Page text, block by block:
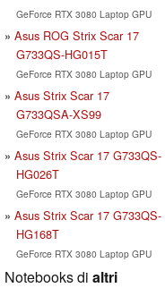
GeForce RTX 3080 Laptop GPU
Asus ROG Strix Scar 17
G733QS-HG015T
GeForce RTX 3080 Laptop GPU
Asus Strix Scar 17
G733QSA-XS99
GeForce RTX 3080 Laptop GPU
Asus Strix Scar 17 G733QS-
HG026T
GeForce RTX 3080 Laptop GPU
Asus Strix Scar 17 G733QS-
HG168T
GeForce RTX 3080 Laptop GPU
Notebooks di altri